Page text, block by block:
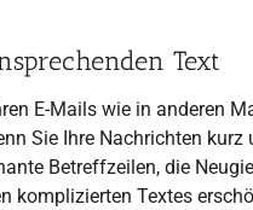
Text
E-Mails wie in anderen
Sie Ihre Nachrichten
Betreffzeilen, die
komplizierten Textes